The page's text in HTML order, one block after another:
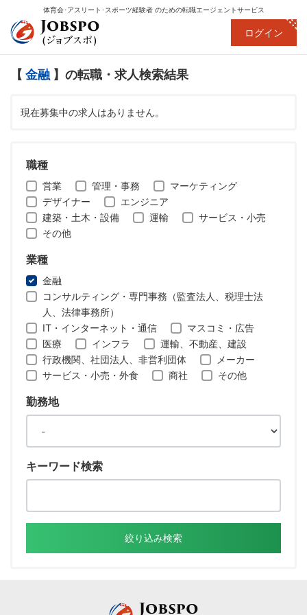
体育会･アスリート･スポーツ経験者のための転職エージェントサービス
ログイン
【 金融 】の転職・求人検索結果
現在募集中の求人はありません。
職種
営業 管理・事務
マーケティング
デザイナー
エンジニア
建築・土木・設備
運輸
サービス・小売
その他
業種
金融
コンサルティング・専門事務（監査法人、税理士法
人、法律事務所）
IT・インターネット・通信
マスコミ・広告
医療
インフラ
運輸、不動産、建設
行政機関、社団法人、非営利団体
メーカー
サービス・小売・外食
商社 その他
勤務地
キーワード検索